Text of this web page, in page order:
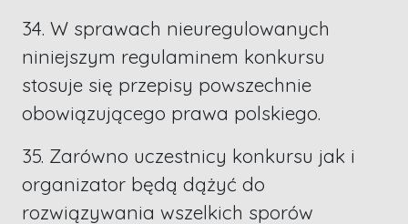
34. W sprawach nieuregulowanych
niniejszym regulaminem konkursu
stosuje się przepisy powszechnie
obowiązującego prawa polskiego.
35. Zarówno uczestnicy konkursu jak i
organizator będą dążyć do
rozwiązywania wszelkich sporów